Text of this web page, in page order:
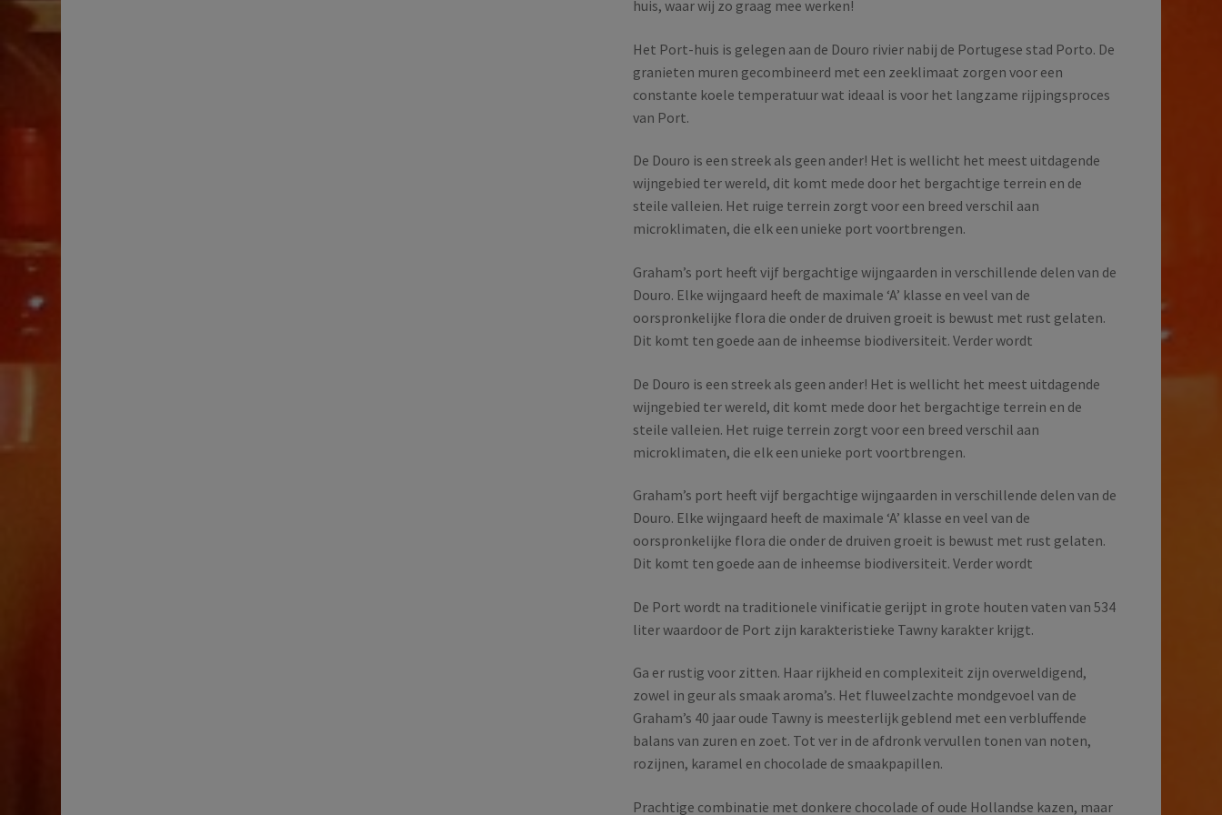
huis, waar wij zo graag mee werken!
Het Port-huis is gelegen aan de Douro rivier nabij de Portugese stad Porto. De
granieten muren gecombineerd met een zeeklimaat zorgen voor een
constante koele temperatuur wat ideaal is voor het langzame rijpingsproces
van Port.
De Douro is een streek als geen ander! Het is wellicht het meest uitdagende
wijngebied ter wereld, dit komt mede door het bergachtige terrein en de
steile valleien. Het ruige terrein zorgt voor een breed verschil aan
microklimaten, die elk een unieke port voortbrengen.
Graham’s port heeft vijf bergachtige wijngaarden in verschillende delen van de
Douro. Elke wijngaard heeft de maximale ‘A’ klasse en veel van de
oorspronkelijke flora die onder de druiven groeit is bewust met rust gelaten.
Dit komt ten goede aan de inheemse biodiversiteit. Verder wordt
De Douro is een streek als geen ander! Het is wellicht het meest uitdagende
wijngebied ter wereld, dit komt mede door het bergachtige terrein en de
steile valleien. Het ruige terrein zorgt voor een breed verschil aan
microklimaten, die elk een unieke port voortbrengen.
Graham’s port heeft vijf bergachtige wijngaarden in verschillende delen van de
Douro. Elke wijngaard heeft de maximale ‘A’ klasse en veel van de
oorspronkelijke flora die onder de druiven groeit is bewust met rust gelaten.
Dit komt ten goede aan de inheemse biodiversiteit. Verder wordt
De Port wordt na traditionele vinificatie gerijpt in grote houten vaten van 534
liter waardoor de Port zijn karakteristieke Tawny karakter krijgt.
Ga er rustig voor zitten. Haar rijkheid en complexiteit zijn overweldigend,
zowel in geur als smaak aroma’s. Het fluweelzachte mondgevoel van de
Graham’s 40 jaar oude Tawny is meesterlijk geblend met een verbluffende
balans van zuren en zoet. Tot ver in de afdronk vervullen tonen van noten,
rozijnen, karamel en chocolade de smaakpapillen.
Prachtige combinatie met donkere chocolade of oude Hollandse kazen, maar